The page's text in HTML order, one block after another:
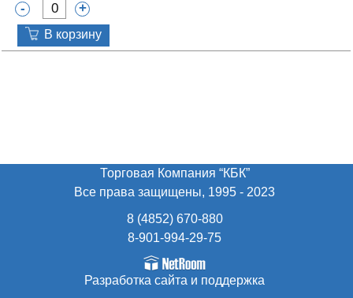
- +
В корзину
Торговая Компания “КБК”
Все права защищены, 1995 - 2023
8 (4852) 670-880
8-901-994-29-75
Разработка сайта и поддержка